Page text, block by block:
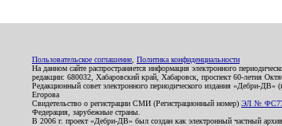
Пользовательское соглашение Политика конфиденциальности
На данном сайте распространяется информация электронного
редакции: 680032, Хабаровский край, Хабаровск, проспект 60-летия
Редакционный совет электронного периодического издания
Егорова
Свидетельство о регистрации СМИ (Регистрационный номер) ЭЛ №
Федерация, зарубежные страны.
В 2006 г. проект «Дебри-ДВ» был создан как электронный частный